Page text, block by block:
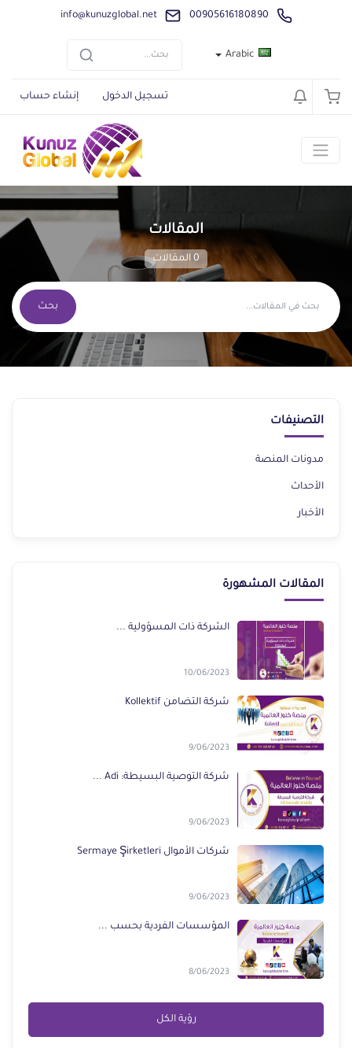
00905616180890
info@kunuzglobal.net
Arabic
تسجيل الدخول إنشاء حساب
المقالات
0 المقالات
بحث
التصنيفات
مدونات المنصة
الأحداث
الأخبار
المقالات المشهورة
الشركة ذات المسؤولية ...
10/06/2023
شركة التضامن Kollektif
9/06/2023
شركة التوصية البسيطة: Adi ...
9/06/2023
شركات الأموال Sermaye Şirketleri
9/06/2023
المؤسسات الفردية بحسب ...
8/06/2023
رؤية الكل